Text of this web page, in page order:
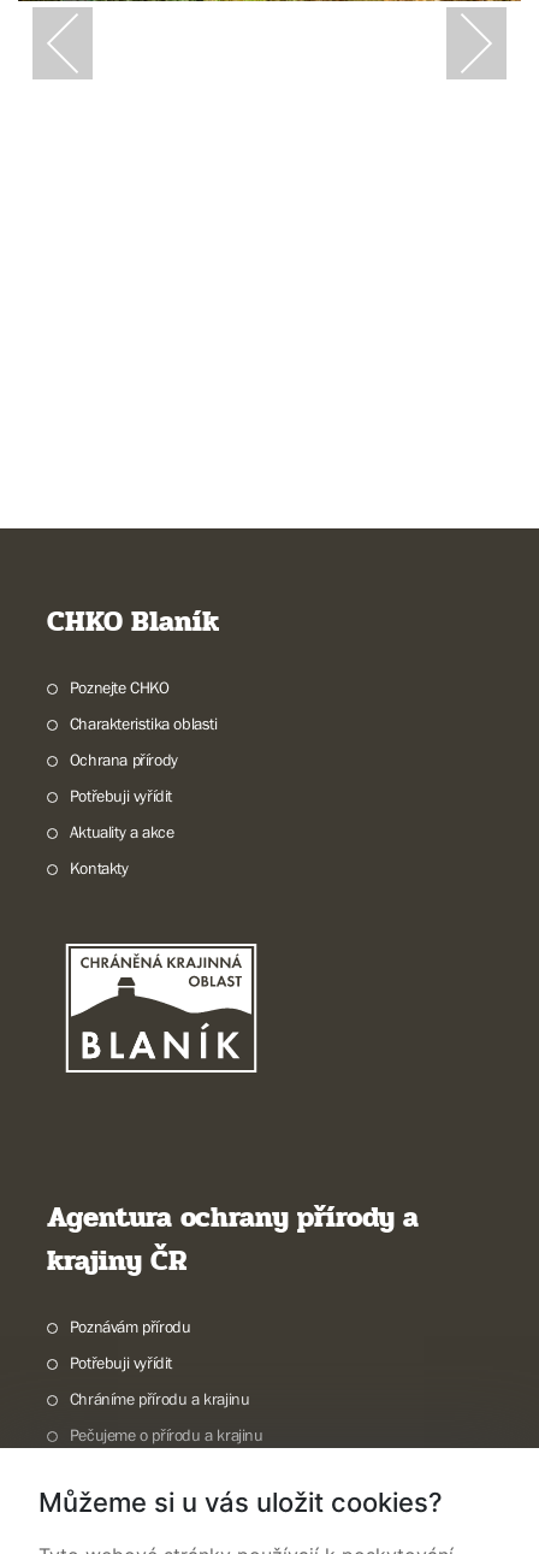
CHKO Blaník
Poznejte CHKO
Charakteristika oblasti
Ochrana přírody
Potřebuji vyřídit
Aktuality a akce
Kontakty
Agentura ochrany přírody a
krajiny ČR
Poznávám přírodu
Potřebuji vyřídit
Chráníme přírodu a krajinu
Pečujeme o přírodu a krajinu
O nás
Můžeme si u vás uložit cookies?